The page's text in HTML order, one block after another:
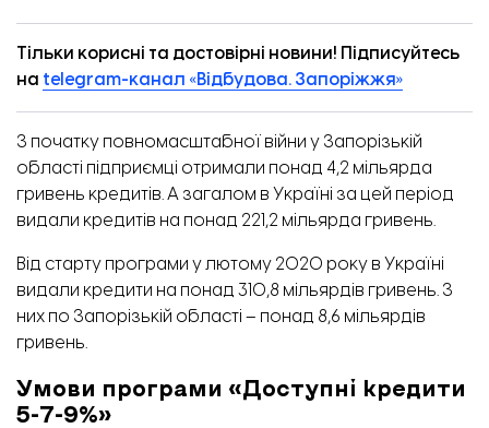
Тільки корисні та достовірні новини! Підписуйтесь
на telegram-канал «Відбудова. Запоріжжя»
З початку повномасштабної війни у Запорізькій
області підприємці отримали понад 4,2 мільярда
гривень кредитів. А загалом в Україні за цей період
видали кредитів на понад 221,2 мільярда гривень.
Від старту програми у лютому 2020 року в Україні
видали кредити на понад 310,8 мільярдів гривень. З
них по Запорізькій області – понад 8,6 мільярдів
гривень.
Умови програми «Доступні кредити
5-7-9%»